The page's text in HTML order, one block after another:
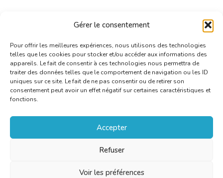
Gérer le consentement
Pour offrir les meilleures expériences, nous utilisons des technologies
telles que les cookies pour stocker et/ou accéder aux informations des
appareils. Le fait de consentir à ces technologies nous permettra de
traiter des données telles que le comportement de navigation ou les ID
uniques sur ce site. Le fait de ne pas consentir ou de retirer son
consentement peut avoir un effet négatif sur certaines caractéristiques et
fonctions.
Accepter
Refuser
Voir les préférences